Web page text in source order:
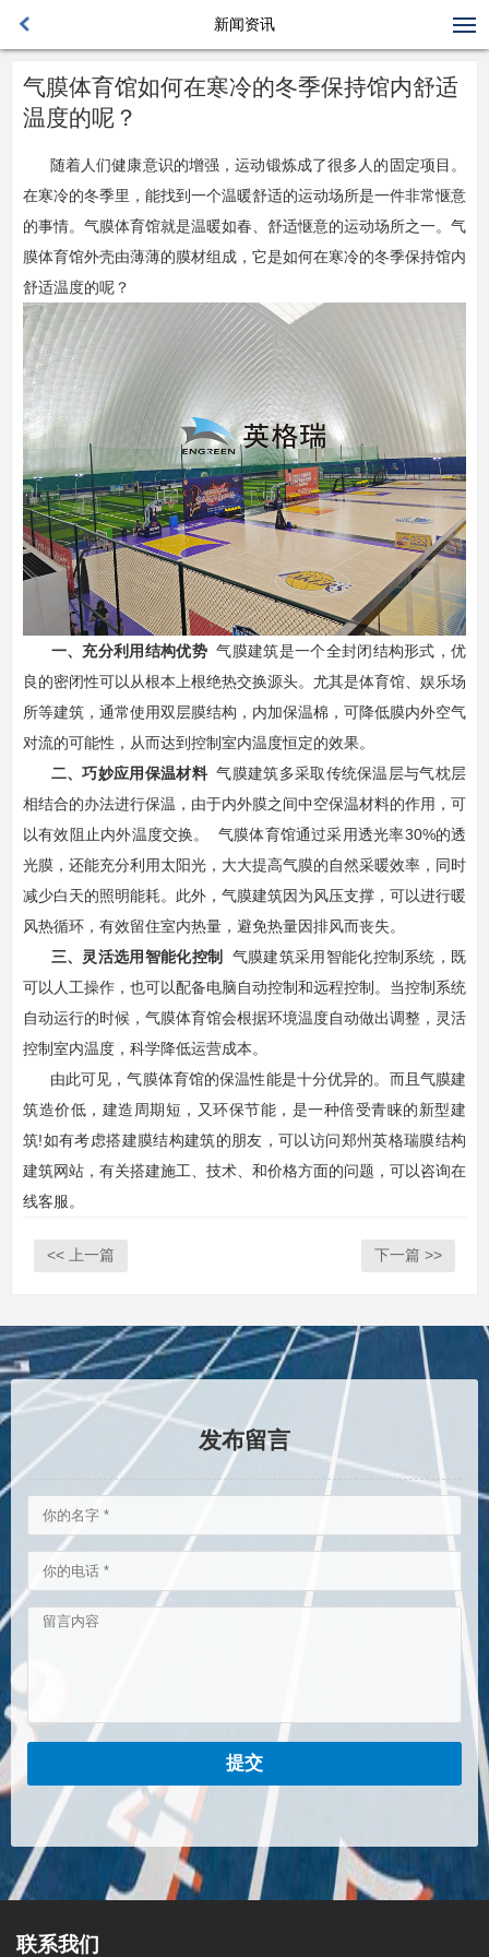
新闻资讯
气膜体育馆如何在寒冷的冬季保持馆内舒适
温度的呢？
随着人们健康意识的增强，运动锻炼成了很多人的固定项目。
在寒冷的冬季里，能找到一个温暖舒适的运动场所是一件非常惬意
的事情。气膜体育馆就是温暖如春、舒适惬意的运动场所之一。气
膜体育馆外壳由薄薄的膜材组成，它是如何在寒冷的冬季保持馆内
舒适温度的呢？
一、充分利用结构优势 气膜建筑是一个全封闭结构形式，优
良的密闭性可以从根本上根绝热交换源头。尤其是体育馆、娱乐场
所等建筑，通常使用双层膜结构，内加保温棉，可降低膜内外空气
对流的可能性，从而达到控制室内温度恒定的效果。
二、巧妙应用保温材料气膜建筑多采取传统保温层与气枕层
相结合的办法进行保温，由于内外膜之间中空保温材料的作用，可
以有效阻止内外温度交换。 气膜体育馆通过采用透光率30%的透
光膜，还能充分利用太阳光，大大提高气膜的自然采暖效率，同时
减少白天的照明能耗。此外，气膜建筑因为风压支撑，可以进行暖
风热循环，有效留住室内热量，避免热量因排风而丧失。
三、灵活选用智能化控制 气膜建筑采用智能化控制系统，既
可以人工操作，也可以配备电脑自动控制和远程控制。当控制系统
自动运行的时候，气膜体育馆会根据环境温度自动做出调整，灵活
控制室内温度，科学降低运营成本。
由此可见，气膜体育馆的保温性能是十分优异的。而且气膜建
筑造价低，建造周期短，又环保节能，是一种倍受青睐的新型建
筑!如有考虑搭建膜结构建筑的朋友，可以访问郑州英格瑞膜结构
建筑网站，有关搭建施工、技术、和价格方面的问题，可以咨询在
线客服。
<< 上一篇 下一篇 >>
发布留言
提交
联系我们